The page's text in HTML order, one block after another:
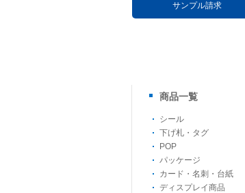
サンプル請求
商品一覧
シール
下げ札・タグ
POP
パッケージ
カード・名刺・台紙
ディスプレイ商品